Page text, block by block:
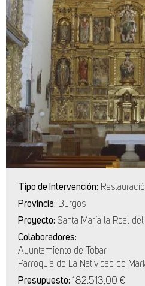
Tipo de Intervención:
Provincia: Burgos
Proyecto: Santa María la Real
Colaboradores:
Ayuntamiento de Tobar
Parroquia de La Natividad de
Presupuesto: 182.513,00 €